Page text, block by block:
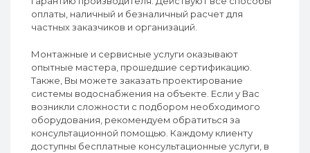
оплаты, наличный и безналичный расчет для
частных заказчиков и организаций.
Монтажные и сервисные услуги оказывают
опытные мастера, прошедшие сертификацию.
Также, Вы можете заказать проектирование
системы водоснабжения на объекте. Если у Вас
возникли сложности с подбором необходимого
оборудования, рекомендуем обратиться за
консультационной помощью. Каждому клиенту
доступны бесплатные консультационные услуги, в